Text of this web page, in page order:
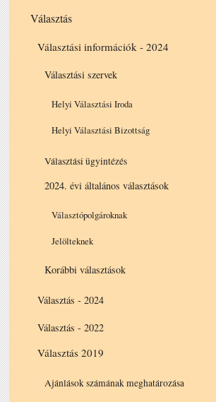
Választás
Választási információk - 2024
Választási szervek
Helyi Választási Iroda
Helyi Választási Bizottság
Választási ügyintézés
2024. évi általános választások
Választópolgároknak
Jelölteknek
Korábbi választások
Választás - 2024
Választás - 2022
Választás 2019
Ajánlások számának meghatározása